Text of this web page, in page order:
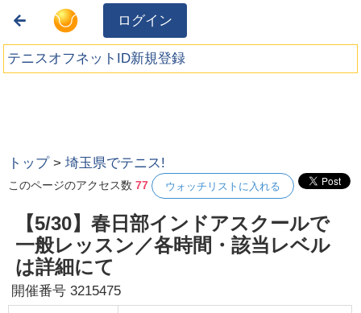
ログイン
テニスオフネットID新規登録
トップ >埼玉県でテニス!
このページのアクセス数77 ウォッチリストに入れる
【5/30】春日部インドアスクールで
一般レッスン／各時間・該当レベル
は詳細にて
開催番号3215475